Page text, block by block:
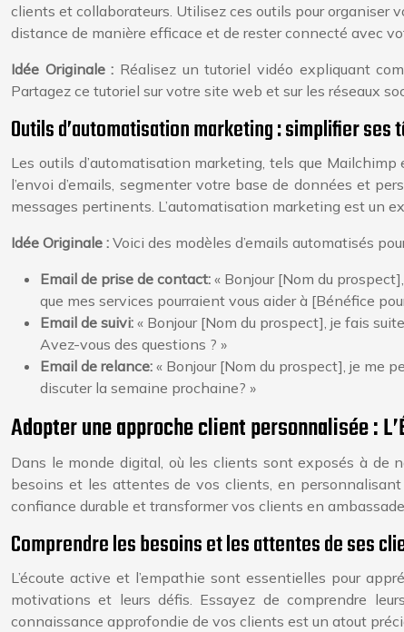
clients et collaborateurs. Utilisez ces outils pour organiser
distance de manière efficace et de rester connecté avec
Idée Originale : Réalisez un tutoriel vidéo expliquant
Partagez ce tutoriel sur votre site web et sur les réseaux
Outils d’automatisation marketing : simplifier ses
Les outils d’automatisation marketing, tels que
l’envoi d’emails, segmenter votre base de données et
messages pertinents. L’automatisation marketing est un
Idée Originale : Voici des modèles d’emails automatisés
Email de prise de contact: « Bonjour [Nom du
que mes services pourraient vous aider à [Bénéfice
Email de suivi: « Bonjour [Nom du prospect], je fais
Avez-vous des questions ? »
Email de relance: « Bonjour [Nom du prospect], je me
discuter la semaine prochaine? »
Adopter une approche client personnalisée :
Dans le monde digital, où les clients sont exposés à de
besoins et les attentes de vos clients, en
confiance durable et transformer vos clients en
Comprendre les besoins et les attentes de ses
L’écoute active et l’empathie sont essentielles pour
motivations et leurs défis. Essayez de comprendre
connaissance approfondie de vos clients est un atout